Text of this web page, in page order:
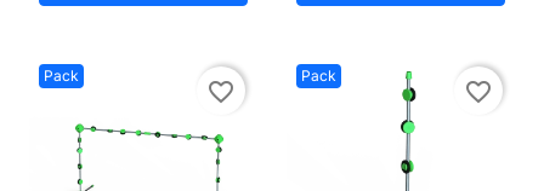
Pack
favorite_border
Pack
favorite_border